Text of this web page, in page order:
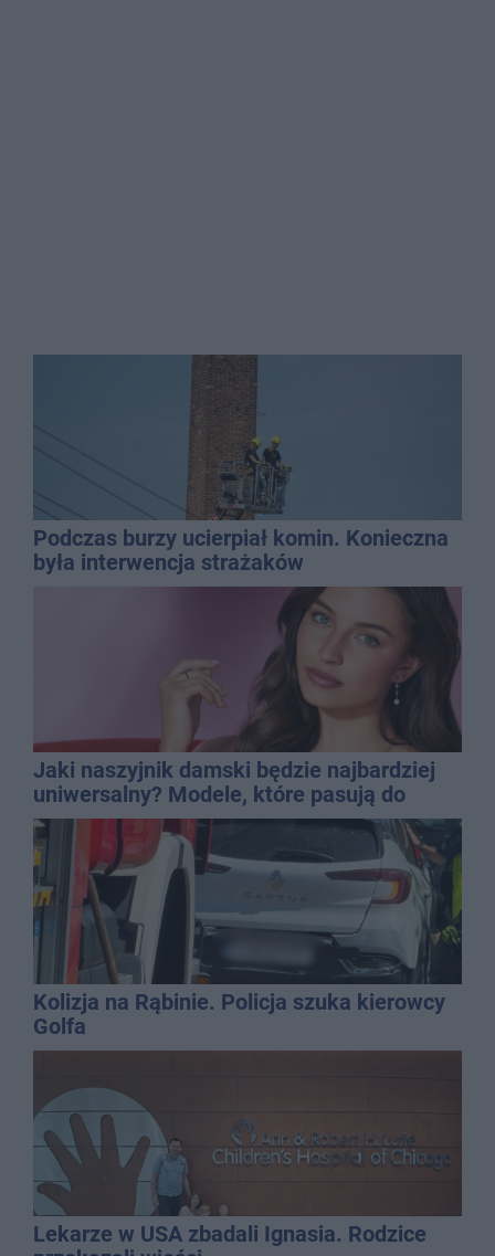
Podczas burzy ucierpiał komin. Konieczna
była interwencja strażaków
Jaki naszyjnik damski będzie najbardziej
uniwersalny? Modele, które pasują do
wielu stylizacji
Kolizja na Rąbinie. Policja szuka kierowcy
Golfa
Lekarze w USA zbadali Ignasia. Rodzice